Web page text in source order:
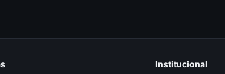
Institucional